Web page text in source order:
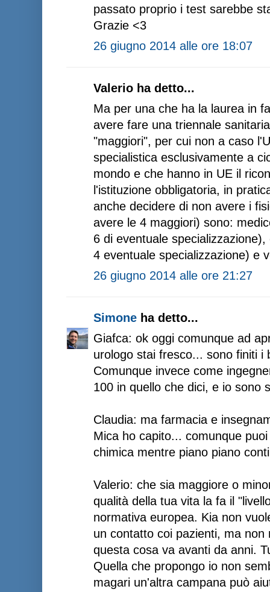
passato proprio i test sarebbe
Grazie <3
26 giugno 2014 alle ore 18:07
Valerio ha detto...
Ma per una che ha la laurea in
avere fare una triennale
"maggiori", per cui non a caso
specialistica esclusivamente a
mondo e che hanno in UE il
l'istituzione obbligatoria, in
anche decidere di non avere i
avere le 4 maggiori) sono:
6 di eventuale
4 eventuale specializzazione) e
26 giugno 2014 alle ore 21:27
Simone ha detto...
Giafca: ok oggi comunque ad
urologo stai fresco... sono finiti i
Comunque invece come
100 in quello che dici, e io sono
Claudia: ma farmacia e
Mica ho capito... comunque
chimica mentre piano piano
Valerio: che sia maggiore o
qualità della tua vita la fa il
normativa europea. Kia non
un contatto coi pazienti, ma
questa cosa va avanti da anni.
Quella che propongo io non
magari un'altra campana può